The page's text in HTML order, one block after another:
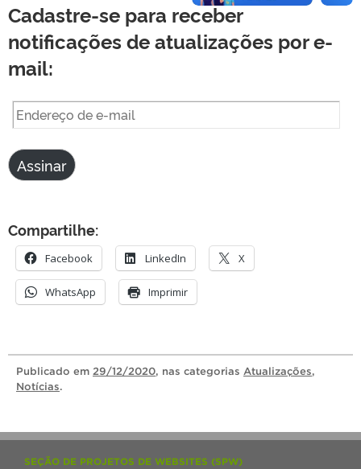
Cadastre-se para receber
notificações de atualizações por e-
mail:
Endereço
de
e-
mail
Assinar
Compartilhe:
Facebook LinkedIn X
WhatsApp Imprimir
Publicado em 29/12/2020, nas categorias Atualizações,
Notícias.
SEÇÃO DE PROJETOS DE WEBSITES (SPW)